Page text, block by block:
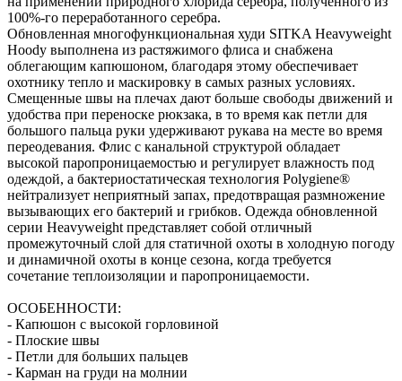
Обновленная многофункциональная худи SITKA Heavyweight
Hoody выполнена из растяжимого флиса и снабжена
облегающим капюшоном, благодаря этому обеспечивает
охотнику тепло и маскировку в самых разных условиях.
Смещенные швы на плечах дают больше свободы движений и
удобства при переноске рюкзака, в то время как петли для
большого пальца руки удерживают рукава на месте во время
переодевания. Флис с канальной структурой обладает
высокой паропроницаемостью и регулирует влажность под
одеждой, а бактериостатическая технология Polygiene®
нейтрализует неприятный запах, предотвращая размножение
вызывающих его бактерий и грибков. Одежда обновленной
серии Heavyweight представляет собой отличный
промежуточный слой для статичной охоты в холодную погоду
и динамичной охоты в конце сезона, когда требуется
сочетание теплоизоляции и паропроницаемости.
ОСОБЕННОСТИ:
- Капюшон с высокой горловиной
- Плоские швы
- Петли для больших пальцев
- Карман на груди на молнии